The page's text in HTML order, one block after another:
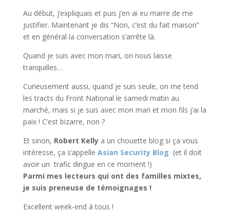
Au début, j’expliquais et puis j’en ai eu marre de me
justifier. Maintenant je dis “Non, c’est du fait maison”
et en général la conversation s’arrête là.
Quand je suis avec mon mari, on nous laisse
tranquilles…
Curieusement aussi, quand je suis seule, on me tend
les tracts du Front National le samedi matin au
marché, mais si je suis avec mon mari et mon fils j’ai la
paix ! C’est bizarre, non ?
Et sinon, Robert Kellya un chouette blog si ça vous
intéresse, ça s’appelle Asian Security Blog (et il doit
avoir un trafic dingue en ce moment !)
Parmi mes lecteurs qui ont des familles mixtes,
je suis preneuse de témoignages !
Excellent week-end à tous !